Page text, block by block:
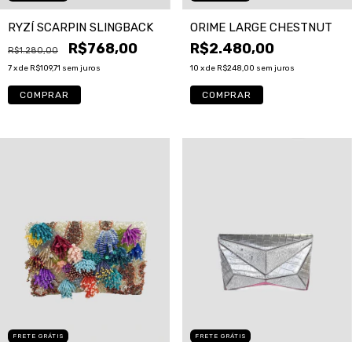
RYZÍ SCARPIN SLINGBACK
R$1.280,00 R$768,00
7x de R$109,71 sem juros
COMPRAR
ORIME LARGE CHESTNUT
R$2.480,00
10 x de R$248,00 sem juros
FRETE GRÁTIS FRETE GRÁTIS